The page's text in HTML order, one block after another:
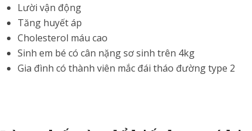
Lười vận động
Tăng huyết áp
Cholesterol máu cao
Sinh em bé có cân nặng sơ sinh trên 4kg
Gia đình có thành viên mắc đái tháo đường type 2